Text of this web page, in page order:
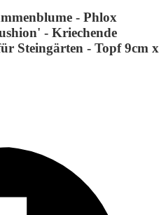
- Phlox
- Kriechende
Steingärten - Topf 9cm x